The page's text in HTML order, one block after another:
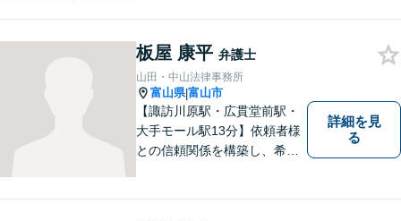
交渉などの代理人活動を行い
ます。顧問契約先の法律相
談、個人の方の法律相談対応
も。
板屋 康平 弁護士
山田・中山法律事務所
富山県|富山市
【諏訪川原駅・広貫堂前駅・
大手モール駅13分】依頼者様
との信頼関係を構築し、希望
詳細を見
る